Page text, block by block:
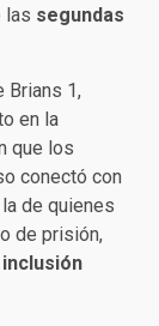
las segundas
Brians 1,
en la
que los
conectó con
de quienes
de prisión,
inclusión